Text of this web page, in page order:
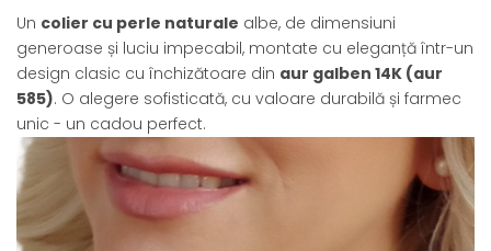
Un colier cu perle naturale albe, de dimensiuni
generoase și luciu impecabil, montate cu eleganță într-un
design clasic cu închizătoare din aur galben 14K (aur
585). O alegere sofisticată, cu valoare durabilă și farmec
unic - un cadou perfect.